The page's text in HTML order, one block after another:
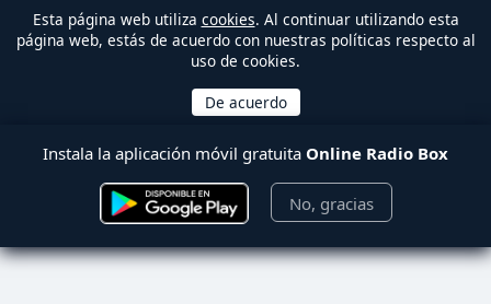
Esta página web utiliza cookies. Al continuar utilizando esta
página web, estás de acuerdo con nuestras políticas respecto al
uso de cookies.
Instala la aplicación móvil gratuita Online Radio Box
No, gracias